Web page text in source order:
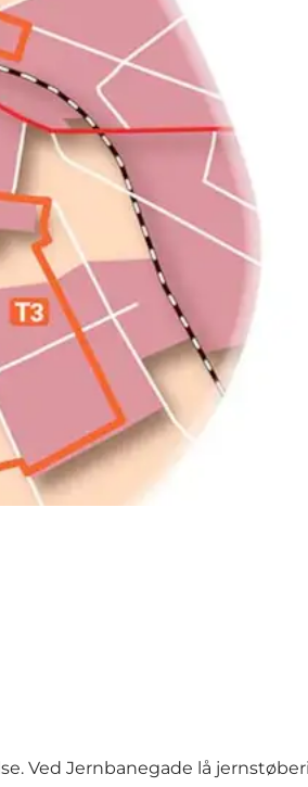
Jernbanegade lå